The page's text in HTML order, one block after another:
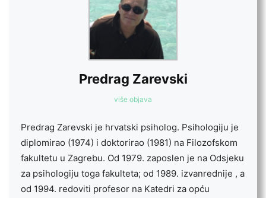
Predrag Zarevski
više objava
Predrag Zarevski je hrvatski psiholog. Psihologiju je
diplomirao (1974) i doktorirao (1981) na Filozofskom
fakultetu u Zagrebu. Od 1979. zaposlen je na Odsjeku
za psihologiju toga fakulteta; od 1989. izvanrednije , a
od 1994. redoviti profesor na Katedri za opću